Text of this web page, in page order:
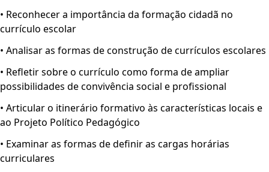
• Reconhecer a importância da formação cidadã no
currículo escolar
• Analisar as formas de construção de currículos escolares
• Refletir sobre o currículo como forma de ampliar
possibilidades de convivência social e profissional
• Articular o itinerário formativo às características locais e
ao Projeto Político Pedagógico
• Examinar as formas de definir as cargas horárias
curriculares